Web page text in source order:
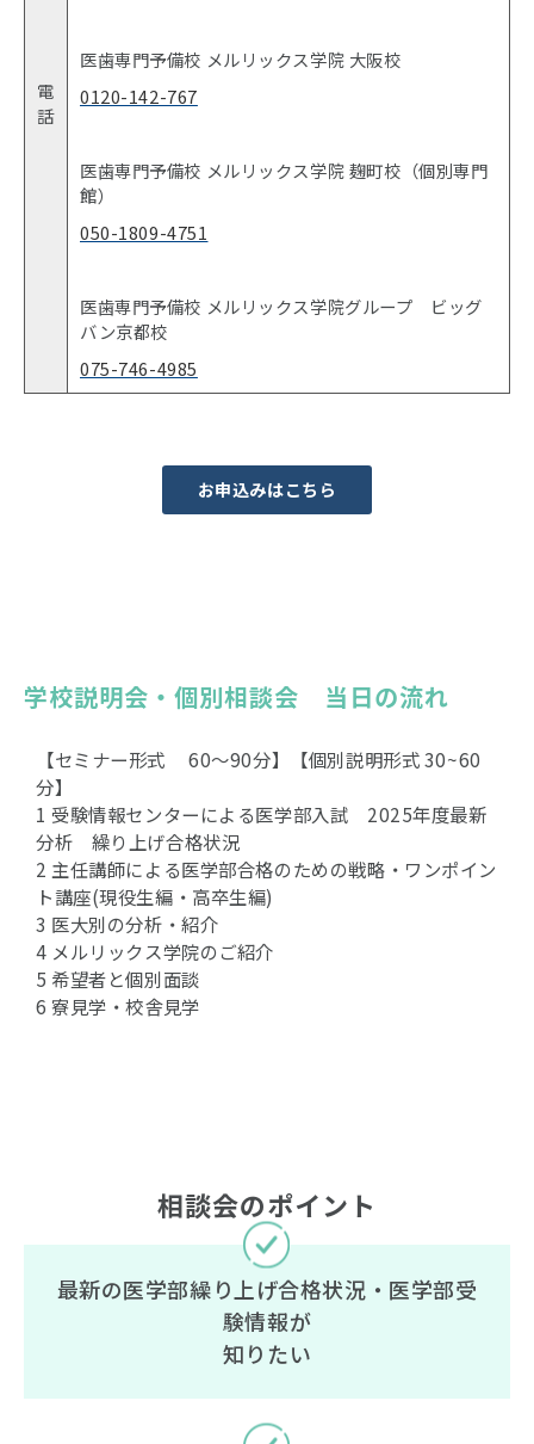
電
話
医歯専門予備校 メルリックス学院 大阪校
0120-142-767
医歯専門予備校 メルリックス学院 麹町校（個別専門
館）
050-1809-4751
医歯専門予備校 メルリックス学院グループ ビッグ
バン京都校
075-746-4985
お申込みはこちら
学校説明会・個別相談会　当日の流れ
【セミナー形式 60〜90分】【個別説明形式 30~60
分】
1 受験情報センターによる医学部入試 2025年度最新
分析 繰り上げ合格状況
2 主任講師による医学部合格のための戦略・ワンポイン
ト講座(現役生編・高卒生編)
3 医大別の分析・紹介
4 メルリックス学院のご紹介
5 希望者と個別面談
6 寮見学・校舎見学
相談会のポイント
最新の医学部繰り上げ合格状況・医学部受
験情報が
知りたい